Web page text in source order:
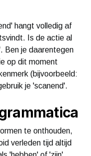
hangt volledig af
Is de actie al
Ben je daarentegen
op dit moment
(bijvoorbeeld:
je 'scanend'.
te onthouden,
verleden tijd altijd